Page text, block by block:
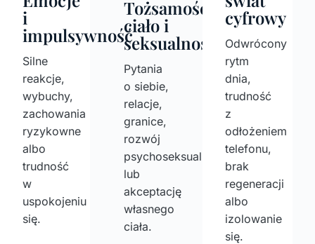
i
impulsywność
Silne
reakcje,
wybuchy,
zachowania
ryzykowne
albo
trudność
w
uspokojeniu
się.
Tożsamość,
ciało i
seksualność
Pytania
o siebie,
relacje,
granice,
rozwój
psychoseksualny
lub
akceptację
własnego
ciała.
cyfrowy
Odwrócony
rytm
dnia,
trudność
z
odłożeniem
telefonu,
brak
regeneracji
albo
izolowanie
się.